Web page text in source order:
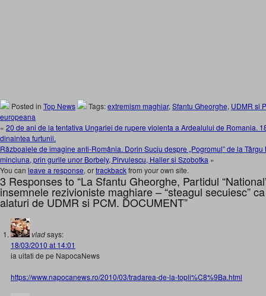
Posted in Top News Tags:extremism maghiar, Sfantu Gheorghe, UDMR si
europeana
« 20 de ani de la tentativa Ungariei de rupere violenta a Ardealului de Romania.
dinaintea furtunii.
Războaiele de imagine anti-România. Dorin Suciu despre „Pogromul” de la Târgu
minciuna, prin gurile unor Borbely, Pirvulescu, Haller si Szobotka »
You can leave a response, ortrackbackfrom your own site.
3 Responses to “La Sfantu Gheorghe, Partidul
insemnele rezivioniste maghiare – “steagul secuiesc”
alaturi de UDMR si PCM. DOCUMENT”
vladsays:
18/03/2010 at 14:01
ia uitati de pe NapocaNews
https://www.napocanews.ro/2010/03/tradarea-de-la-topli%C8%9Ba.html